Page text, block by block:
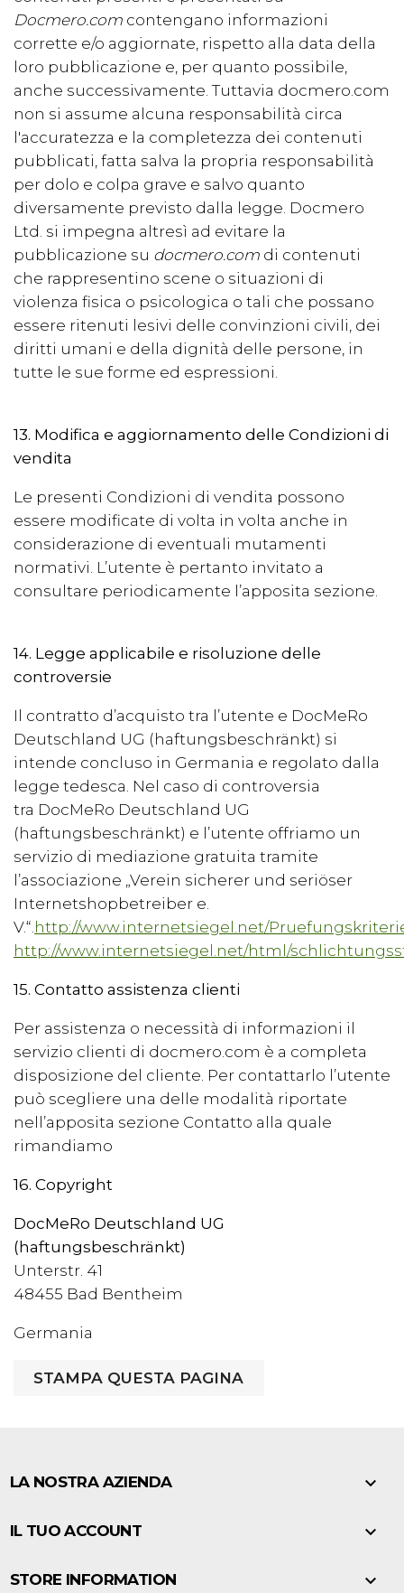
Docmero.com contengano informazioni
corrette e/o aggiornate, rispetto alla data della
loro pubblicazione e, per quanto possibile,
anche successivamente. Tuttavia docmero.com
non si assume alcuna responsabilità circa
l'accuratezza e la completezza dei contenuti
pubblicati, fatta salva la propria responsabilità
per dolo e colpa grave e salvo quanto
diversamente previsto dalla legge. Docmero
Ltd. si impegna altresì ad evitare la
pubblicazione su docmero.com di contenuti
che rappresentino scene o situazioni di
violenza fisica o psicologica o tali che possano
essere ritenuti lesivi delle convinzioni civili, dei
diritti umani e della dignità delle persone, in
tutte le sue forme ed espressioni.
13. Modifica e aggiornamento delle Condizioni di
vendita
Le presenti Condizioni di vendita possono
essere modificate di volta in volta anche in
considerazione di eventuali mutamenti
normativi. L’utente è pertanto invitato a
consultare periodicamente l’apposita sezione.
14. Legge applicabile e risoluzione delle
controversie
Il contratto d’acquisto tra l’utente e DocMeRo
Deutschland UG (haftungsbeschränkt) si
intende concluso in Germania e regolato dalla
legge tedesca. Nel caso di controversia
tra DocMeRo Deutschland UG
(haftungsbeschränkt) e l’utente offriamo un
servizio di mediazione gratuita tramite
l’associazione „Verein sicherer und seriöser
Internetshopbetreiber e.
V.“.http://www.internetsiegel.net/
http://www.internetsiegel.net/html/
15. Contatto assistenza clienti
Per assistenza o necessità di informazioni il
servizio clienti di docmero.com è a completa
disposizione del cliente. Per contattarlo l’utente
può scegliere una delle modalità riportate
nell’apposita sezione Contatto alla quale
rimandiamo
16. Copyright
DocMeRo Deutschland UG
(haftungsbeschränkt)
Unterstr. 41
48455 Bad Bentheim
Germania
LA NOSTRA AZIENDA 
IL TUO ACCOUNT 
STORE INFORMATION 